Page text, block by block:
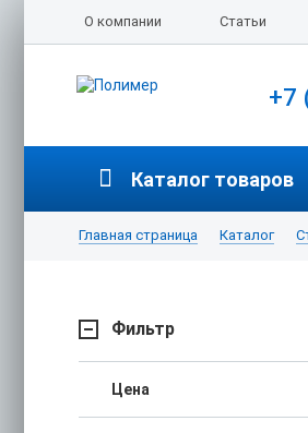
О компании Статьи
+7
Каталог товаров
Главная страница Каталог
Фильтр
Цена